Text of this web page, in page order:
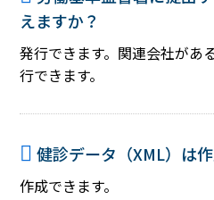
えますか？
発行できます。関連会社があ
行できます。
健診データ（XML）は
作成できます。